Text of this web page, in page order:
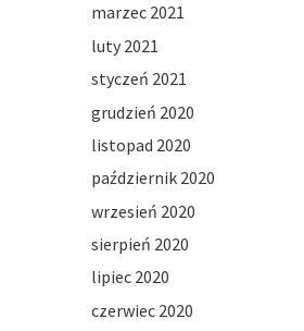
marzec 2021
luty 2021
styczeń 2021
grudzień 2020
listopad 2020
październik 2020
wrzesień 2020
sierpień 2020
lipiec 2020
czerwiec 2020